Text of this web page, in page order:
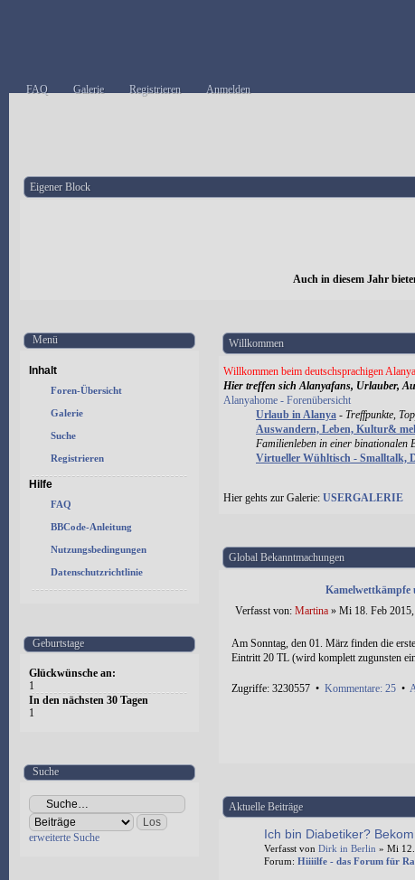
FAQ Galerie Registrieren Anmelden
Eigener Block
Auch in diesem Jahr
Menü
Inhalt
Foren-Übersicht
Galerie
Suche
Registrieren
Hilfe
FAQ
BBCode-Anleitung
Nutzungsbedingungen
Datenschutzrichtlinie
Geburtstage
Glückwünsche an:
1
In den nächsten 30 Tagen
1
Suche
erweiterte Suche
Willkommen
Willkommen beim deutschsprachigen
Hier treffen sich Alanyafans, Urlauber,
Alanyahome - Forenübersicht
Urlaub in Alanya - Treffpunkte,
Auswandern, Leben, Kultur&
Familienleben in einer binationalen
Virtueller Wühltisch - Smalltalk,
Hier gehts zur Galerie: USERGALERIE
Global Bekanntmachungen
Kamelwettkämpfe
Verfasst von: Martina » Mi 18. Feb
Am Sonntag, den 01. März finden die
Eintritt 20 TL (wird komplett zugunsten
Zugriffe: 3230557 • Kommentare: 25 •
Aktuelle Beiträge
Ich bin Diabetiker?
Verfasst von Dirk in Berlin » Mi
Forum: Hiiiilfe - das Forum für